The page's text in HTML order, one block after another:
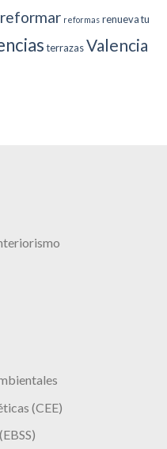
reformar reformas renueva tu
terrazasValencia
(CEE)